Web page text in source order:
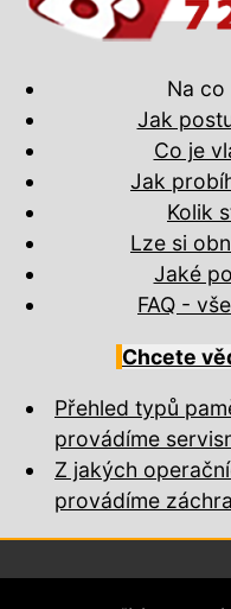
Na
Jak
Co je
Jak
Kolik
Lze si
Jaké
FAQ -
Chcete
Přehled typů
provádíme
Z jakých
provádíme